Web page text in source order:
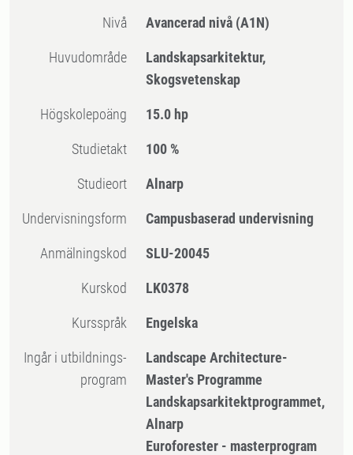
Nivå Avancerad nivå (A1N)
Huvudområde
Landskapsarkitektur,
Skogsvetenskap
högskolepoäng 15.0 hp
Studietakt 100 %
Studieort Alnarp
Undervisningsform Campusbaserad undervisning
Anmälningskod SLU-20045
Kurskod LK0378
Kursspråk Engelska
Ingår i utbildnings-
program
Landscape Architecture-
Master's Programme
Landskapsarkitektprogrammet,
Alnarp
Euroforester - masterprogram